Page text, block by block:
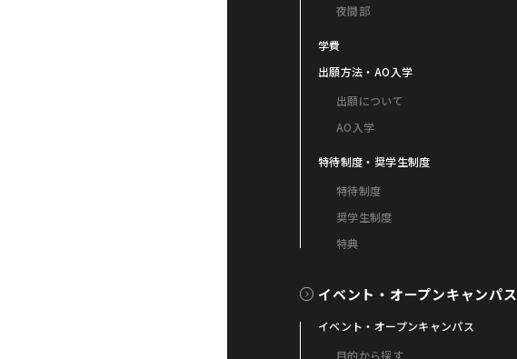
夜間部
学費
出願方法・AO入学
出願について
AO入学
特待制度・奨学生制度
特待制度
奨学生制度
特典
イベント・オープンキャンパス
イベント・オープンキャンパス
目的から探す